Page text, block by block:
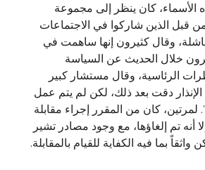
كان ينظر إلى مجموعة
قبل الذين شاركوا في الاجتماعات
وقال كثيرون إنها ساهمت في
خلال الحديث عن السياسة
الرئاسية، وقال مستشار كبير
دقت بعد ذلك، لكن لم يتم عمل
لمرتين، كان من المقرر إجراء مقابلة
أنه تم إلغاؤها، مع وجود مصادر تشير
بما فيه الكفاية للقيام بالمقابلة.